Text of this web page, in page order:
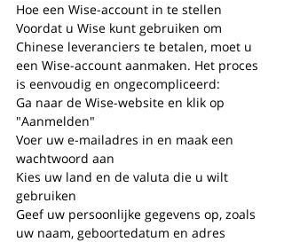
Hoe een Wise-account in te stellen
Voordat u Wise kunt gebruiken om
Chinese leveranciers te betalen, moet u
een Wise-account aanmaken. Het proces
is eenvoudig en ongecompliceerd:
Ga naar de Wise-website en klik op
"Aanmelden"
Voer uw e-mailadres in en maak een
wachtwoord aan
Kies uw land en de valuta die u wilt
gebruiken
Geef uw persoonlijke gegevens op, zoals
uw naam, geboortedatum en adres